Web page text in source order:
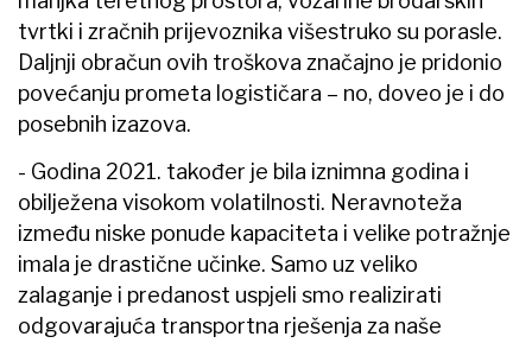
tvrtki i zračnih prijevoznika višestruko su porasle.
Daljnji obračun ovih troškova značajno je pridonio
povećanju prometa logističara – no, doveo je i do
posebnih izazova.
- Godina 2021. također je bila iznimna godina i
obilježena visokom volatilnosti. Neravnoteža
između niske ponude kapaciteta i velike potražnje
imala je drastične učinke. Samo uz veliko
zalaganje i predanost uspjeli smo realizirati
odgovarajuća transportna rješenja za naše